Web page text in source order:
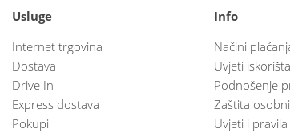
Usluge
Internet trgovina
Dostava
Drive In
Express dostava
Pokupi
Info
Načini
Uvjeti
Podnošenje
Zaštita
Uvjeti i